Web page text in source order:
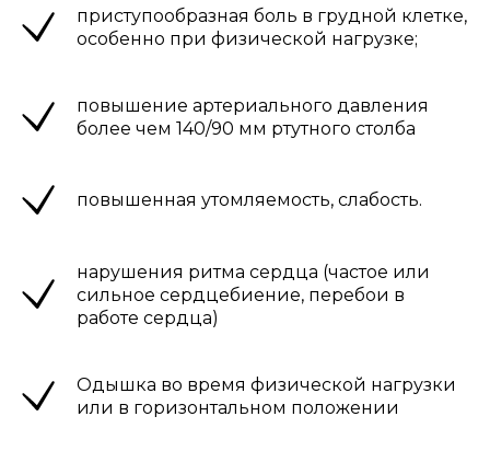
приступообразная боль в грудной клетке,
особенно при физической нагрузке;
повышение артериального давления
более чем 140/90 мм ртутного столба
повышенная утомляемость, слабость.
нарушения ритма сердца (частое или
сильное сердцебиение, перебои в
работе сердца)
Одышка во время физической нагрузки
или в горизонтальном положении